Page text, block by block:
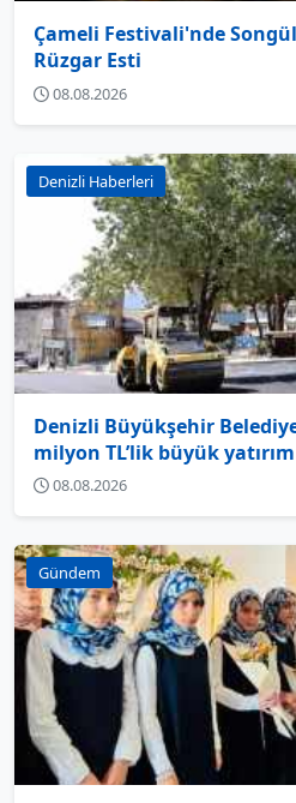
Çameli Festivali'nde
Rüzgar Esti
08.08.2026
Denizli Haberleri
Denizli Büyükşehir
milyon TL’lik büyük
08.08.2026
Gündem